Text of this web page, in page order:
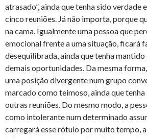
atrasado”, ainda que tenha sido verdade
cinco reuniões. Já não importa, porque
na cama. Igualmente uma pessoa que
emocional frente a uma situação, ficará
desequilibrada, ainda que tenha
demais oportunidades. Da mesma
uma posição divergente num grupo
marcado como teimoso, ainda que
outras reuniões. Do mesmo modo, a
como intolerante num determinado
carregará esse rótulo por muito tempo,